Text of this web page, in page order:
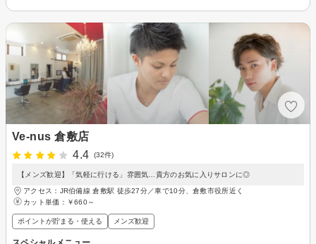
Ve-nus 倉敷店
4.4
(32件)
【メンズ歓迎】「気軽に行ける」雰囲気…貴方のお気に入りサロンに◎
アクセス：JR伯備線 倉敷駅 徒歩27分／車で10分、倉敷市役所近く
カット単価： ￥660～
ポイントが貯まる・使える メンズ歓迎